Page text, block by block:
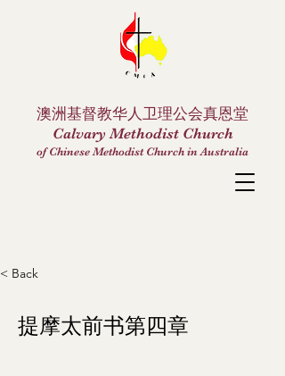
澳洲基督教华人卫理公会真恩堂
Calvary Methodist Church
of Chinese Methodist Church in Australia
< Back
提摩太前书第四章